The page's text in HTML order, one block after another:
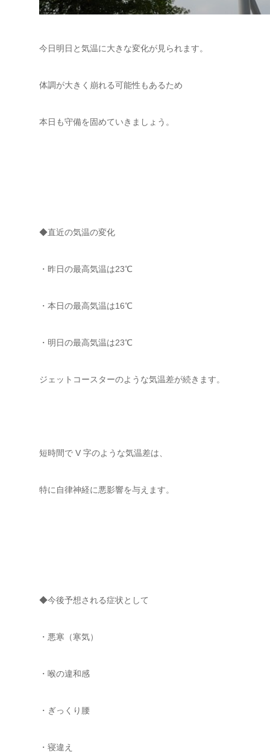
今日明日と気温に大きな変化が見られます。
体調が大きく崩れる可能性もあるため
本日も守備を固めていきましょう。
◆直近の気温の変化
・昨日の最高気温は23℃
・本日の最高気温は16℃
・明日の最高気温は23℃
ジェットコースターのような気温差が続きます。
短時間で V 字のような気温差は、
特に自律神経に悪影響を与えます。
◆今後予想される症状として
・悪寒（寒気）
・喉の違和感
・ぎっくり腰
・寝違え